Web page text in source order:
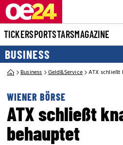
TICKERSPORTSTARSMAGAZINE
BUSINESS
Business Geld&Service ATX
WIENER BÖRSE
ATX schließt
behauptet